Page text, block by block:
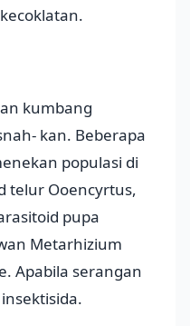
kumbang
kan. Beberapa
populasi di
telur Ooencyrtus,
pupa
Metarhizium
Apabila serangan